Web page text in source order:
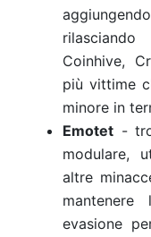
Coinhive,
più vittime
minore in
Emotet -
modulare,
altre
evasione